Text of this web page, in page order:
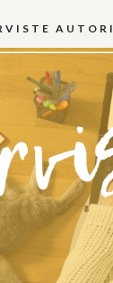
AUTORI